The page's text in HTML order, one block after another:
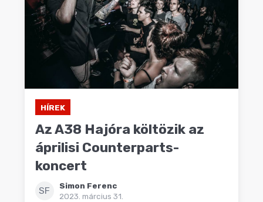
HÍREK
Az A38 Hajóra költözik az
áprilisi Counterparts-
koncert
SF
Simon Ferenc
2023. március 31.